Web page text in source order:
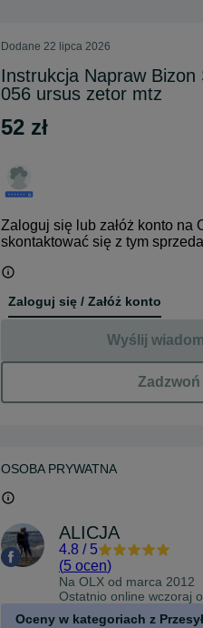
Dodane 22 lipca 2026
Instrukcja Napraw Bizon
056 ursus zetor mtz
52 zł
Zaloguj się lub załóż konto na
skontaktować się z tym
Zaloguj się / Załóż konto
Wyślij
Zadzwoń
OSOBA PRYWATNA
ALICJA
4.8 / 5
(5 ocen)
Na OLX od marca 2012
Ostatnio online wczoraj
Oceny w kategoriach z